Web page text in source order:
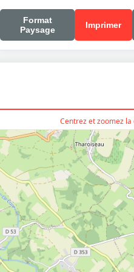
Format
Paysage
Imprimer
Centrez et zoomez